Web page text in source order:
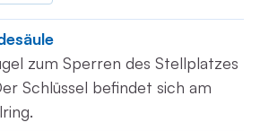
zum Sperren des Stellplatzes
Schlüssel befindet sich am